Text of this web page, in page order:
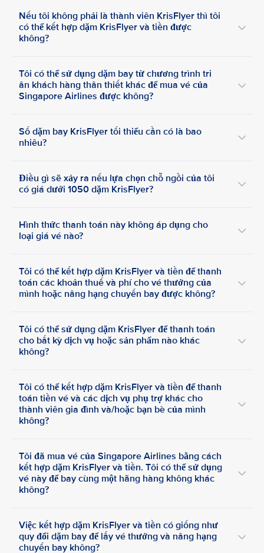
Nếu tôi không phải là thành viên KrisFlyer thì tôi
có thể kết hợp dặm KrisFlyer và tiền được
không?
Tôi có thể sử dụng dặm bay từ chương trình tri
ân khách hàng thân thiết khác để mua vé của
Singapore Airlines được không?
Số dặm bay KrisFlyer tối thiểu cần có là bao
nhiêu?
Điều gì sẽ xảy ra nếu lựa chọn chỗ ngồi của tôi
có giá dưới 1050 dặm KrisFlyer?
Hình thức thanh toán này không áp dụng cho
loại giá vé nào?
Tôi có thể kết hợp dặm KrisFlyer và tiền để thanh
toán các khoản thuế và phí cho vé thưởng của
mình hoặc nâng hạng chuyến bay được không?
Tôi có thể sử dụng dặm KrisFlyer để thanh toán
cho bất kỳ dịch vụ hoặc sản phẩm nào khác
không?
Tôi có thể kết hợp dặm KrisFlyer và tiền để thanh
toán tiền vé và các dịch vụ phụ trợ khác cho
thành viên gia đình và/hoặc bạn bè của mình
không?
Tôi đã mua vé của Singapore Airlines bằng cách
kết hợp dặm KrisFlyer và tiền. Tôi có thể sử dụng
vé này để bay cùng một hãng hàng không khác
không?
Việc kết hợp dặm KrisFlyer và tiền có giống như
quy đổi dặm bay để lấy vé thưởng và nâng hạng
chuyến bay không?